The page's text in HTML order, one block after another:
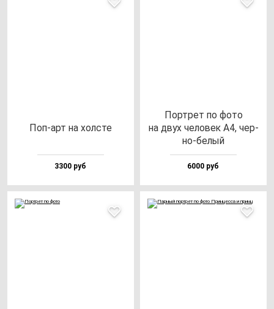
Поп-арт на хол­сте
3300 руб
Пор­трет по фо­то
на двух че­ло­век А4, чер­
но-бе­лый
6000 руб